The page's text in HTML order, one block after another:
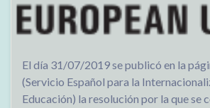
El día 31/07/2019 se publicó en la
(Servicio Español para la
Educación) la resolución por la que se